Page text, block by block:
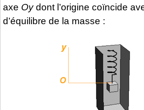
axe Oydont l’origine coïncide
d’équilibre de la masse :